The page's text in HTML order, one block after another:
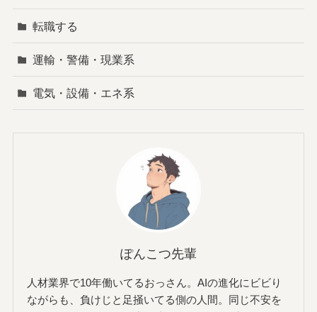
転職する
運輸・警備・現業系
電気・設備・エネ系
ぽんこつ先輩
人材業界で10年働いてるおっさん。AIの進化にビビり
ながらも、負けじと足掻いてる側の人間。同じ不安を